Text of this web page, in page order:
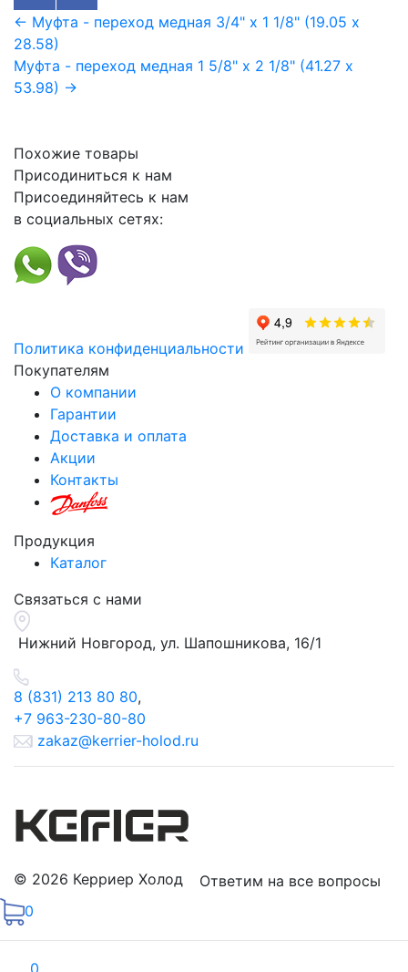
← Муфта - переход медная 3/4" х 1 1/8" (19.05 х
28.58)
Муфта - переход медная 1 5/8" х 2 1/8" (41.27 х
53.98) →
Похожие товары
Присодиниться к нам
Присоединяйтесь к нам
в социальных сетях:
Политика конфиденциальности
Покупателям
О компании
Гарантии
Доставка и оплата
Акции
Контакты
Продукция
Каталог
Связаться с нами
Нижний Новгород, ул. Шапошникова, 16/1
8 (831) 213 80 80,
+7 963-230-80-80
zakaz@kerrier-holod.ru
© 2026 Керриер Холод
Ответим на все вопросы
0
0